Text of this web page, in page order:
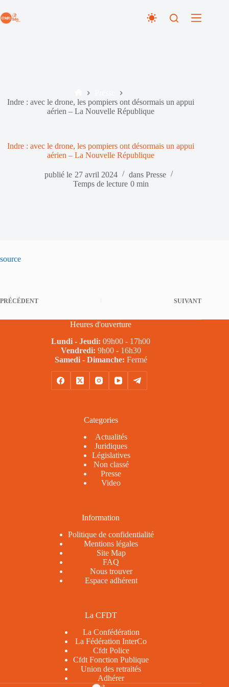
au
contenu
Accueil
Indre : avec le drone, les pompiers ont désormais un appui
aérien – La Nouvelle République
Indre : avec le drone, les pompiers ont désormais un appui
aérien – La Nouvelle République
publié le 27 avril 2024 dans Presse
Temps de lecture 0 min
source
PRÉCÉDENT SUIVANT
Heures d'ouverture
Lundi - Jeudi: 09h00 - 17h00
Vendredi: 9h00 - 16h30
Samedi - Dimanche: Fermé
Categories
Actualités
Juridiques
Législatives
Non classé
Presse
Video
Information
Politique de confidentialité
Mentions légales
Site Map
FAQ
Nous trouver
Espace adhérent
La CFDT
La Confédération
La Fédération InterCo
Cfdt Police
Cfdt Fonction Publique
Union des retraités
Adhérer